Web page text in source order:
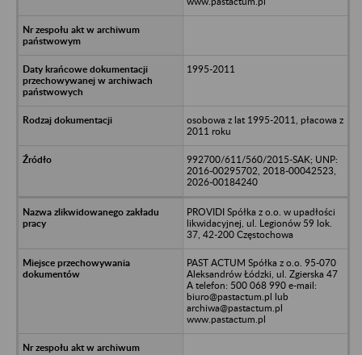
1995-2011
osobowa z lat 1995-2011, płacowa z
2011 roku
992700/611/560/2015-SAK; UNP:
2016-00295702, 2018-00042523,
2026-00184240
PROVIDI Spółka z o.o. w upadłości
likwidacyjnej, ul. Legionów 59 lok.
37, 42-200 Częstochowa
PAST ACTUM Spółka z o.o. 95-070
Aleksandrów Łódzki, ul. Zgierska 47
A telefon: 500 068 990 e-mail:
biuro@pastactum.pl lub
archiwa@pastactum.pl
www.pastactum.pl